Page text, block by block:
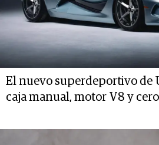
El nuevo superdeportivo de
caja manual, motor V8 y